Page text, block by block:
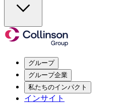
グループ
グループ企業
私たちのインパクト
インサイト